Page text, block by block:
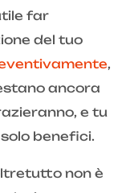
far
del tuo
,
ancora
e tu
benefici.
non è